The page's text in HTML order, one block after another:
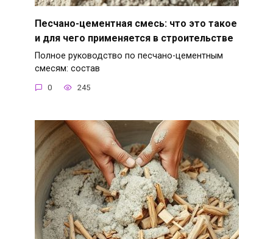
Песчано-цементная смесь: что это такое
и для чего применяется в строительстве
Полное руководство по песчано-цементным
смесям: состав
0 245